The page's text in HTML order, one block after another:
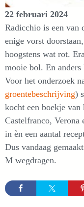
22 februari 2024
Radicchio is een van
enige vorst
hoogstens wat rot.
mooie bol. En anders
Voor het onderzoek
groentebeschrijving)
kocht een boekje
Castelfranco, Verona
in èn een aantal
Dus vandaag
M wegdragen.